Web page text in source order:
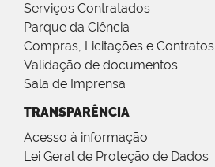
Serviços Contratados
Parque da Ciência
Compras, Licitações e Contratos
Validação de documentos
Sala de Imprensa
TRANSPARÊNCIA
Acesso à informação
Lei Geral de Proteção de Dados